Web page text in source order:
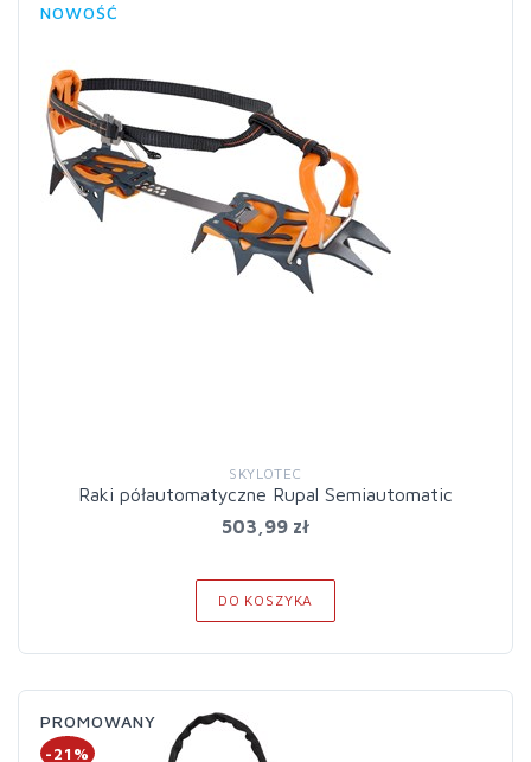
NOWOŚĆ
SKYLOTEC
Raki półautomatyczne Rupal Semiautomatic
503,99 zł
DO KOSZYKA
PROMOWANY
-21%